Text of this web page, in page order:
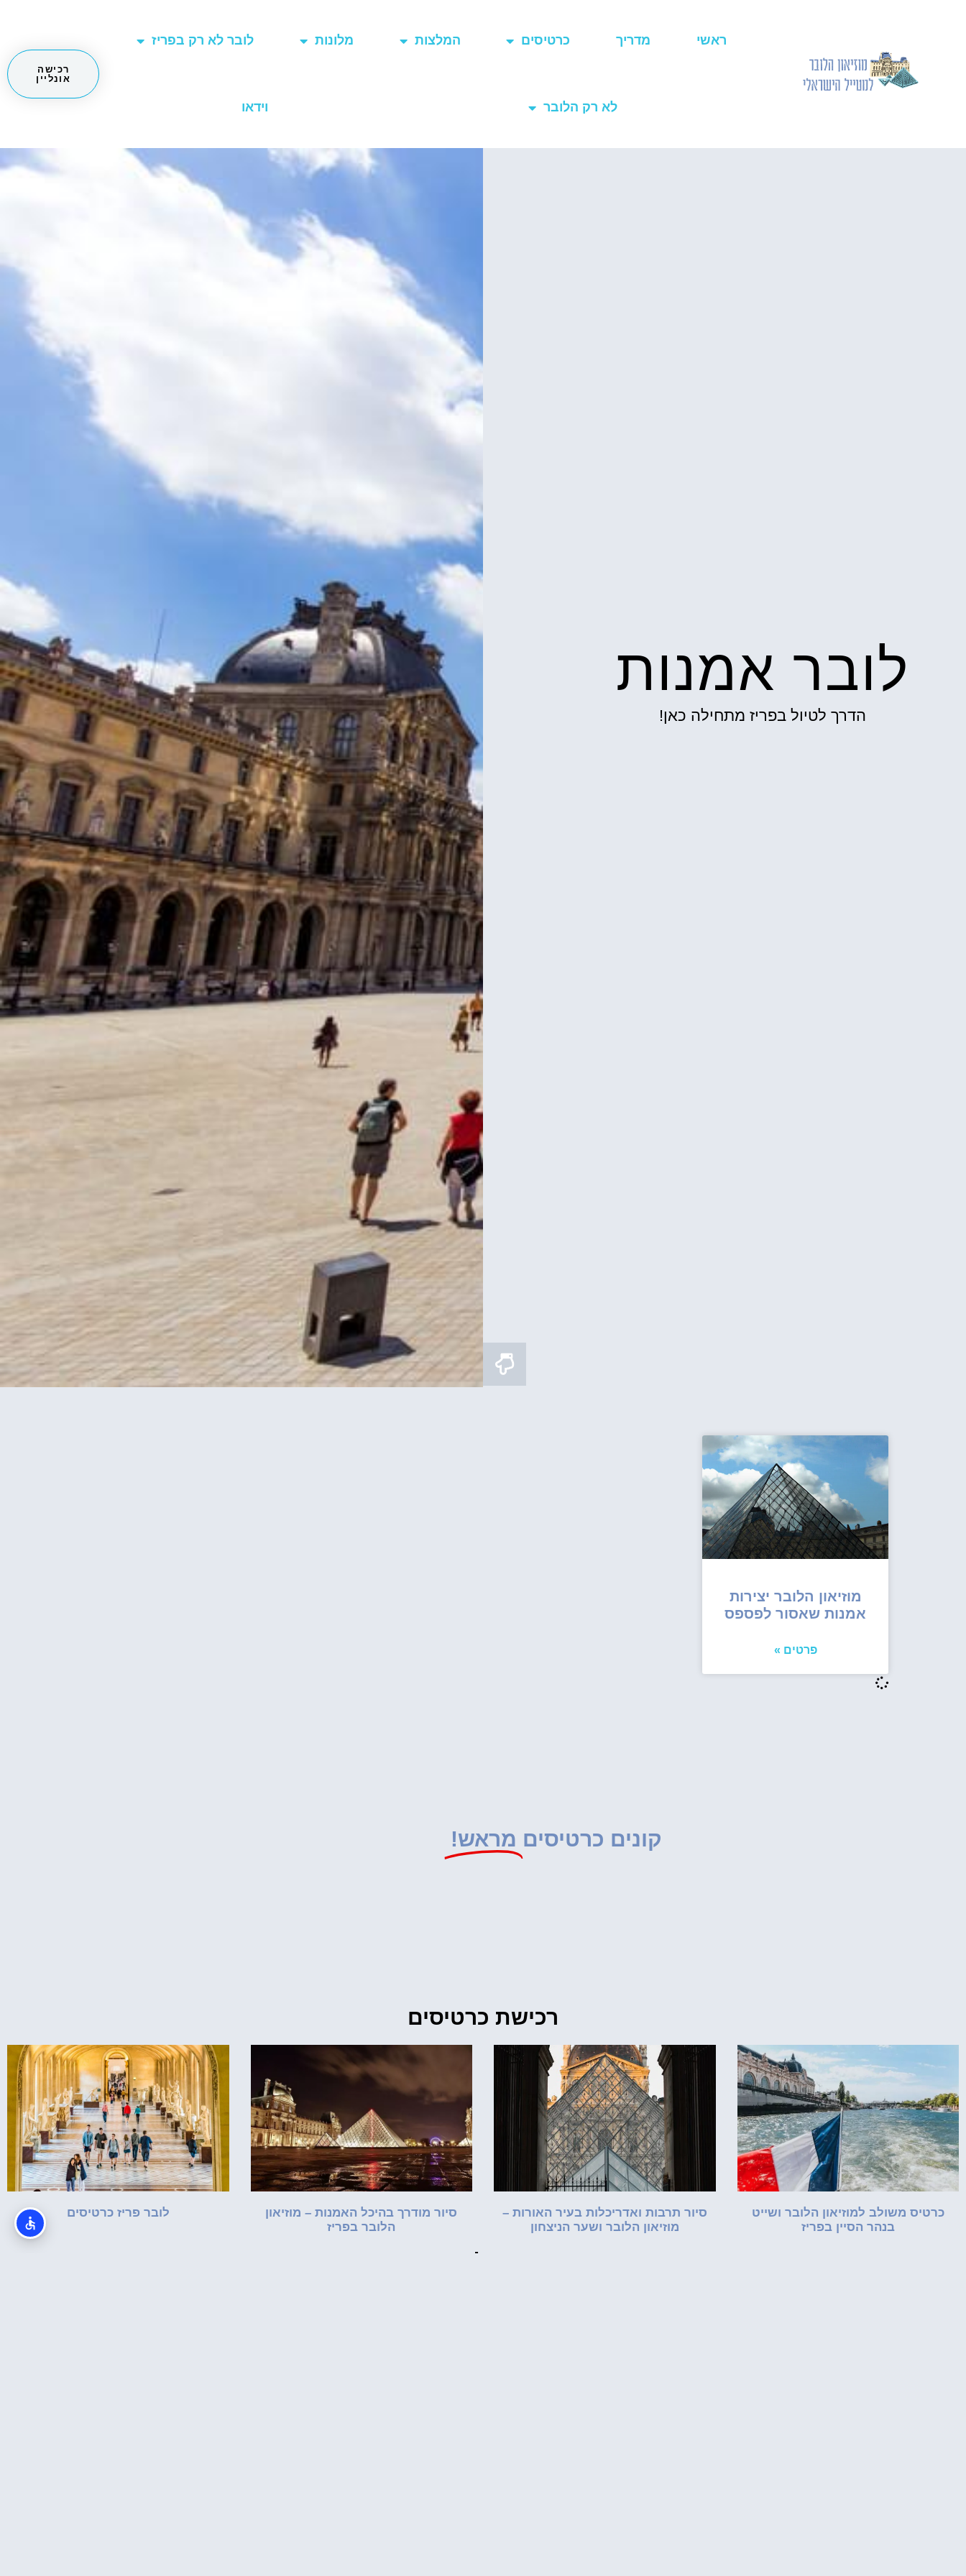
ראשי מדריך כרטיסים המלצות מלונות לובר לא רק בפריז
לא רק הלובר וידאו
רכישה
אונליין
לובר אמנות
הדרך לטיול בפריז מתחילה כאן!
מוזיאון הלובר יצירות
אמנות שאסור לפספס
פרטים »
קונים כרטיסים מראש!
רכישת כרטיסים
כרטיס משולב למוזיאון הלובר ושייט
בנהר הסיין בפריז
סיור תרבות ואדריכלות בעיר האורות –
מוזיאון הלובר ושער הניצחון
סיור מודרך בהיכל האמנות – מוזיאון
הלובר בפריז
לובר פריז כרטיסים
איפה לישון?